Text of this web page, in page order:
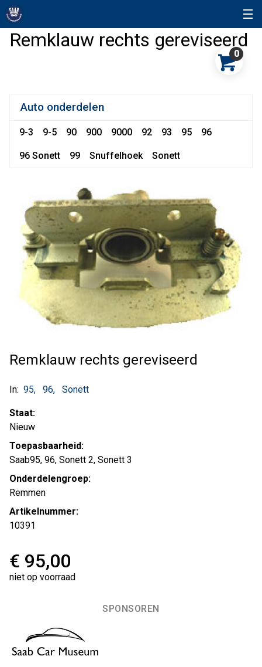
Remklauw rechts gereviseerd
0
Auto onderdelen
9-3 9-5 90 900 9000 92 93 95 96
96 Sonett 99 Snuffelhoek Sonett
Remklauw rechts gereviseerd
In: 95 96 Sonett
Staat:
Nieuw
Toepasbaarheid:
Saab95, 96, Sonett 2, Sonett 3
Onderdelengroep:
Remmen
Artikelnummer:
10391
€ 95,00
niet op voorraad
SPONSOREN